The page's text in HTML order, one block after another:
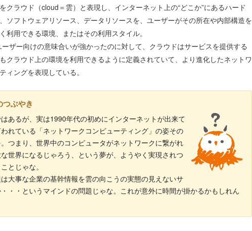
クラウド（cloud＝雲）と表現し、インターネット上の“どこか”にあるハード
ソフトウェアリソース、データリソースを、ユーザーがその所在や内部構造を
利用できる環境、またはその利用スタイル。
ザー向けの意味合いが強かったのに対して、クラウドはサービスを提供する
クラウド上の環境を利用できるように定義されていて、より進化したネットワ
ィングを表現している。
つぶやき
あるが、実は1990年代の初めにインターネットが出来て
れている「ネットワークコンピューティング」の姿その
つまり、世界中のコンピュータがネットワークに繋がれ
世界になるじゃろう、という夢が、ようやく実現されつ
とじゃな。
大事な企業の基幹情報を雲の向こうの実態の見えないサ
・・というマインドの問題じゃな。これが意外に時間が掛かるかもしれん